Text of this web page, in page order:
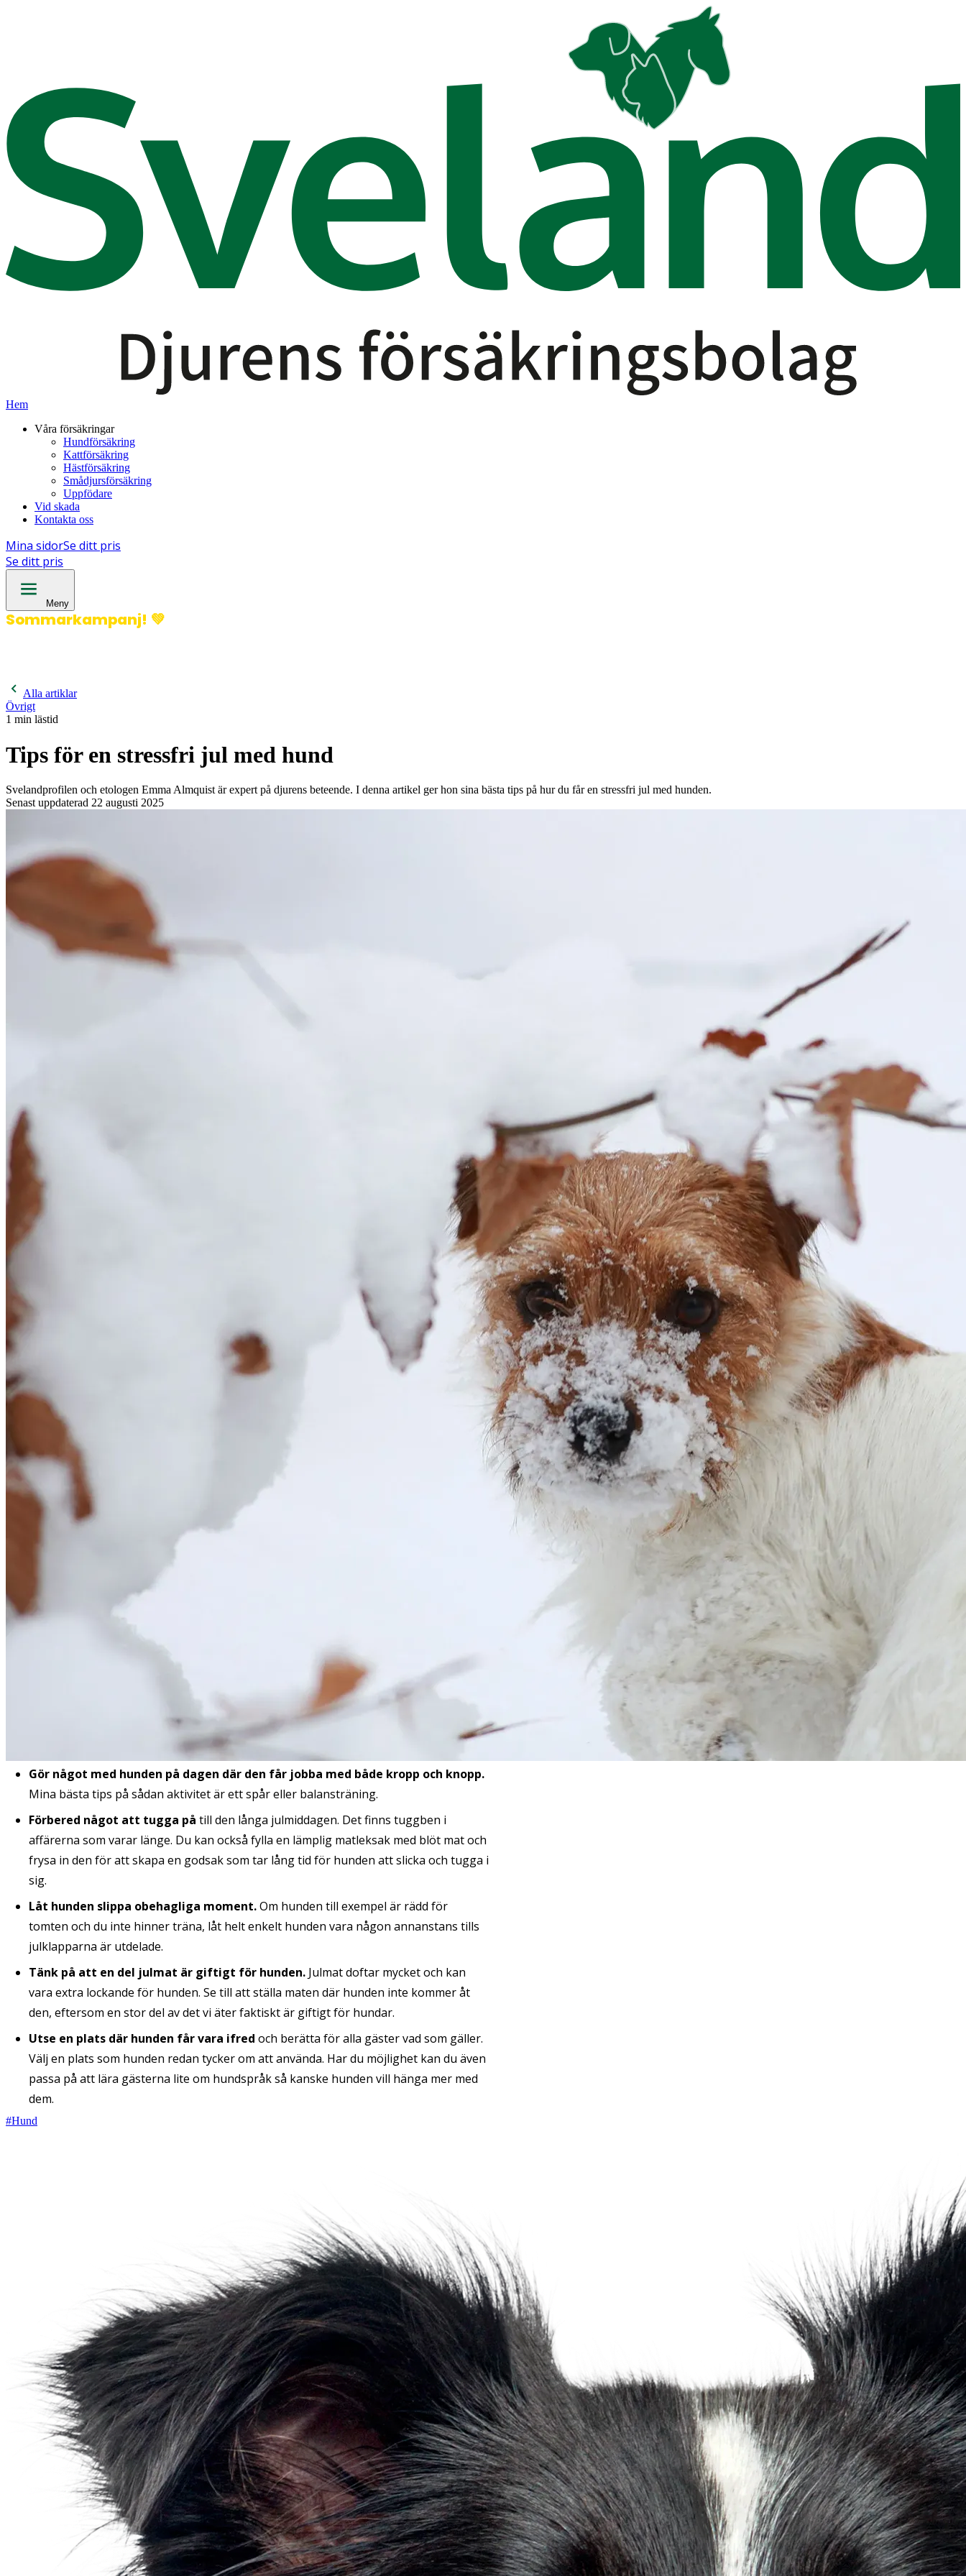
Hem
Våra försäkringar
Hundförsäkring
Kattförsäkring
Hästförsäkring
Smådjursförsäkring
Uppfödare
Vid skada
Kontakta oss
Mina sidorSe ditt pris
Se ditt pris
Meny
Sommarkampanj! 💚
Alla artiklar
Övrigt
1 min lästid
Tips för en stressfri jul med hund
Svelandprofilen och etologen Emma Almquist är expert på djurens beteende. I denna artikel ger hon sina bästa tips på hur du får en stressfri jul med hunden.
Senast uppdaterad 22 augusti 2025
Gör något med hunden på dagen där den får jobba med både kropp och knopp.
Mina bästa tips på sådan aktivitet är ett spår eller balansträning.
Förbered något att tugga på till den långa julmiddagen. Det finns tuggben i
affärerna som varar länge. Du kan också fylla en lämplig matleksak med blöt mat och
frysa in den för att skapa en godsak som tar lång tid för hunden att slicka och tugga i
sig.
Låt hunden slippa obehagliga moment.Om hunden till exempel är rädd för
tomten och du inte hinner träna, låt helt enkelt hunden vara någon annanstans tills
julklapparna är utdelade.
Tänk på att en del julmat är giftigt för hunden. Julmat doftar mycket och kan
vara extra lockande för hunden. Se till att ställa maten där hunden inte kommer åt
den, eftersom en stor del av det vi äter faktiskt är giftigt för hundar.
Utse en plats där hunden får vara ifred och berätta för alla gäster vad som gäller.
Välj en plats som hunden redan tycker om att använda. Har du möjlighet kan du även
passa på att lära gästerna lite om hundspråk så kanske hunden vill hänga mer med
dem.
#Hund